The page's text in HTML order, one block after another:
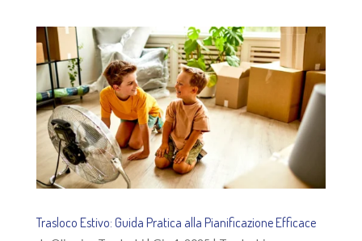
Trasloco Estivo: Guida Pratica alla Pianificazione Efficace